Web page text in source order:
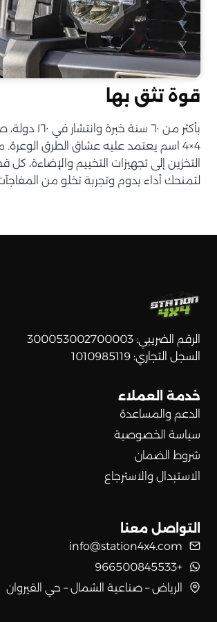
قوة تثق بها
4×4 اسم يعتمد عليه عشاق الطرق
التخزين إلى تجهيزات التخييم
لتمنحك أداء يدوم وتجربة تخلو من
الرقم الضريبي: 300053002700003
السجل التجاري: 1010985119
خدمة العملاء
الدعم والمساعدة
سياسة الخصوصية
شروط الضمان
الاستبدال والاسترجاع
التواصل معنا
info@station4x4.com
+966500845533
الرياض – صناعية الشمال – حي القيروان